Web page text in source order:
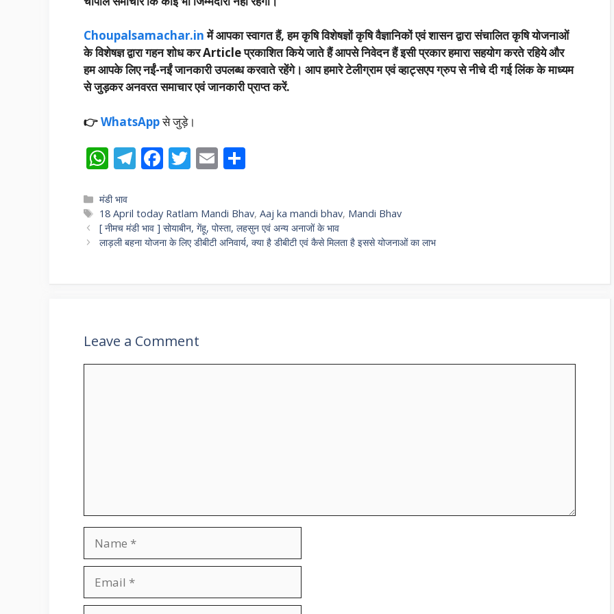
Choupalsamachar.inमें आपका स्वागत हैं, हम कृषि विशेषज्ञों कृषि वैज्ञानिकों एवं शासन द्वारा संचालित कृषि योजनाओं
के विशेषज्ञ द्वारा गहन शोध कर Article प्रकाशित किये जाते हैं आपसे निवेदन हैं इसी प्रकार हमारा सहयोग करते रहिये और
हम आपके लिए नईं-नईं जानकारी उपलब्ध करवाते रहेंगे। आप हमारे टेलीग्राम एवं व्हाट्सएप ग्रुप से नीचे दी गई लिंक के माध्यम
से जुड़कर अनवरत समाचार एवं जानकारी प्राप्त करें.
👉WhatsAppसे जुड़े।
W
at
s
A
T
gr
a
F
b
o
T
er
E
ai
l e
Categories
मंडी भाव
Tags
18 April today Ratlam Mandi Bhav,Aaj ka mandi bhav, Mandi Bhav
[ नीमच मंडी भाव ] सोयाबीन, गेंहू, पोस्ता, लहसुन एवं अन्य अनाजों के भाव
लाड़ली बहना योजना के लिए डीबीटी अनिवार्य, क्या है डीबीटी एवं कैसे मिलता है इससे योजनाओं का लाभ
Leave a Comment